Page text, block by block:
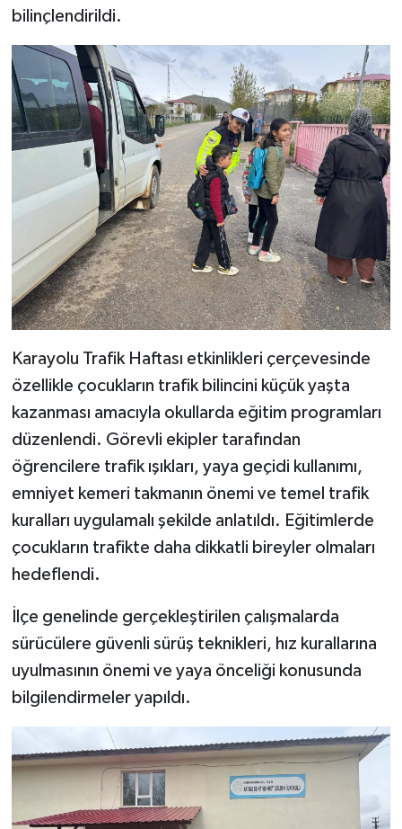
bilinçlendirildi.
Karayolu Trafik Haftası etkinlikleri çerçevesinde
özellikle çocukların trafik bilincini küçük yaşta
kazanması amacıyla okullarda eğitim programları
düzenlendi. Görevli ekipler tarafından
öğrencilere trafik ışıkları, yaya geçidi kullanımı,
emniyet kemeri takmanın önemi ve temel trafik
kuralları uygulamalı şekilde anlatıldı. Eğitimlerde
çocukların trafikte daha dikkatli bireyler olmaları
hedeflendi.
İlçe genelinde gerçekleştirilen çalışmalarda
sürücülere güvenli sürüş teknikleri, hız kurallarına
uyulmasının önemi ve yaya önceliği konusunda
bilgilendirmeler yapıldı.